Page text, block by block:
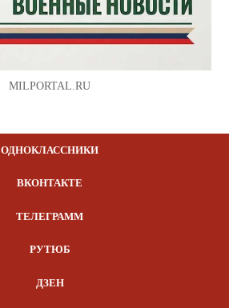
MILPORTAL.RU
ОДНОКЛАССНИКИ
ВКОНТАКТЕ
ТЕЛЕГРАММ
РУТЮБ
ДЗЕН